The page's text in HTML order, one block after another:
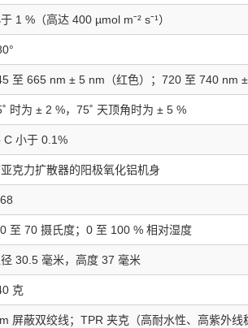
1 %（高达 400 µmol mˉ² sˉ¹）
至 665 nm ± 5 nm（红色）；720 至 740 nm ±
时为 ± 2 %，75˚ 天顶角时为 ± 5 %
C 小于 0.1%
克力扩散器的阳极氧化铝机身
至 70 摄氏度；0 至 100 % 相对湿度
30.5 毫米，高度 37 毫米
克
屏蔽双绞线；TPR 夹克（高耐水性、高紫外